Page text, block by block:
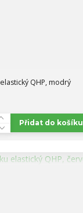
QHP, modrý
Přidat do košíku